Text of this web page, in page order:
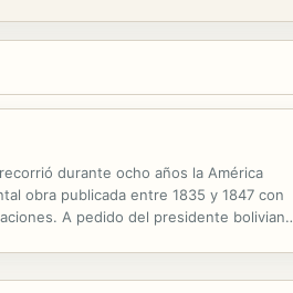
durante ocho años la América
obra publicada entre 1835 y 1847 con
A pedido del presidente boliviano